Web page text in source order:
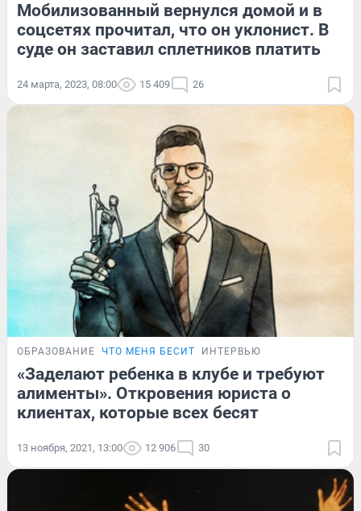
Мобилизованный вернулся домой и в
соцсетях прочитал, что он уклонист. В
суде он заставил сплетников платить
24 марта, 2023, 08:00 15 409 26
ОБРАЗОВАНИЕ ЧТО МЕНЯ БЕСИТ ИНТЕРВЬЮ
«Заделают ребенка в клубе и требуют
алименты». Откровения юриста о
клиентах, которые всех бесят
13 ноября, 2021, 13:00 12 906 30